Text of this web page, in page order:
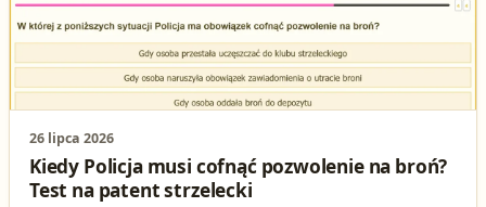
26 lipca 2026
Kiedy Policja musi cofnąć pozwolenie na broń?
Test na patent strzelecki